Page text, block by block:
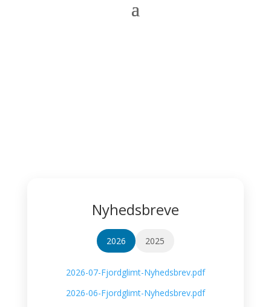
Nyhedsbreve
2026 2025
2026-07-Fjordglimt-Nyhedsbrev.pdf
2026-06-Fjordglimt-Nyhedsbrev.pdf